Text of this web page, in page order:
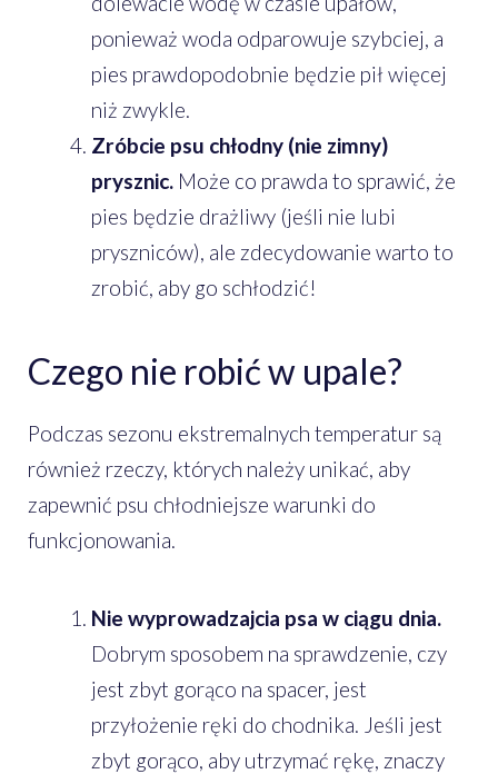
ponieważ woda odparowuje szybciej, a
pies prawdopodobnie będzie pił więcej
niż zwykle.
Zróbcie psu chłodny (nie zimny)
prysznic. Może co prawda to sprawić, że
pies będzie drażliwy (jeśli nie lubi
pryszniców), ale zdecydowanie warto to
zrobić, aby go schłodzić!
Czego nie robić w upale?
Podczas sezonu ekstremalnych temperatur są
również rzeczy, których należy unikać, aby
zapewnić psu chłodniejsze warunki do
funkcjonowania.
Nie wyprowadzajcia psa w ciągu dnia.
Dobrym sposobem na sprawdzenie, czy
jest zbyt gorąco na spacer, jest
przyłożenie ręki do chodnika. Jeśli jest
zbyt gorąco, aby utrzymać rękę, znaczy